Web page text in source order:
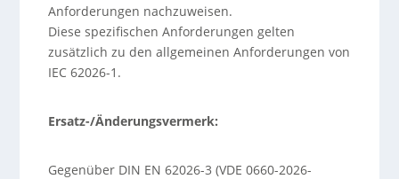
Anforderungen nachzuweisen.
Diese spezifischen Anforderungen gelten
zusätzlich zu den allgemeinen Anforderungen von
IEC 62026-1.
Ersatz-/Änderungsvermerk:
Gegenüber DIN EN 62026-3 (VDE 0660-2026-